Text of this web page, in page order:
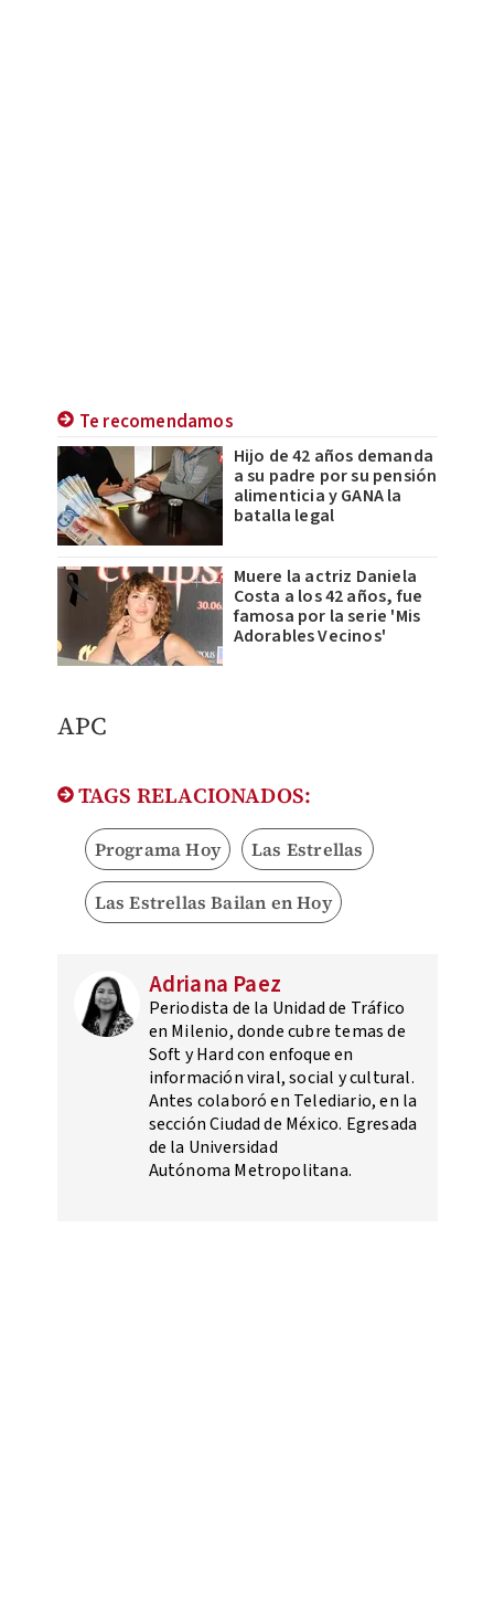
Te recomendamos
Hijo de 42 años demanda
a su padre por su pensión
alimenticia y GANA la
batalla legal
Muere la actriz Daniela
Costa a los 42 años, fue
famosa por la serie 'Mis
Adorables Vecinos'
APC
TAGS RELACIONADOS:
Programa Hoy Las Estrellas
Las Estrellas Bailan en Hoy
Adriana Paez
Periodista de la Unidad de Tráfico
en Milenio, donde cubre temas de
Soft y Hard con enfoque en
información viral, social y cultural.
Antes colaboró en Telediario, en la
sección Ciudad de México. Egresada
de la Universidad
Autónoma Metropolitana.